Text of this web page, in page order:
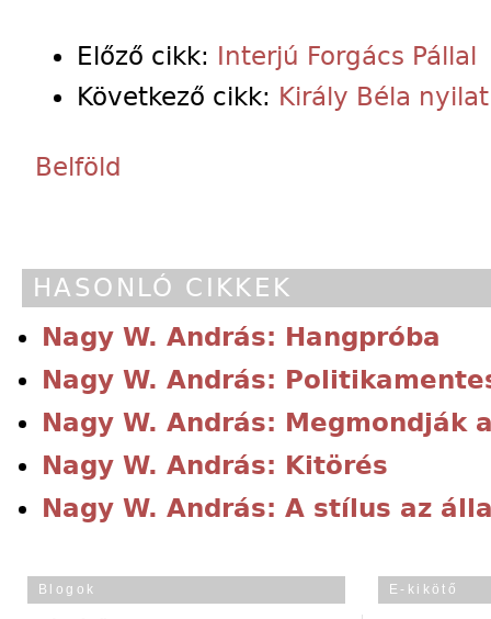
Előző cikk: Interjú Forgács Pállal
Következő cikk: Király Béla
Belföld
HASONLÓ CIKKEK
Nagy W. András: Hangpróba
Nagy W. András:
Nagy W. András: Megmondják
Nagy W. András: Kitörés
Nagy W. András: A stílus az
Blogok E-kikötő